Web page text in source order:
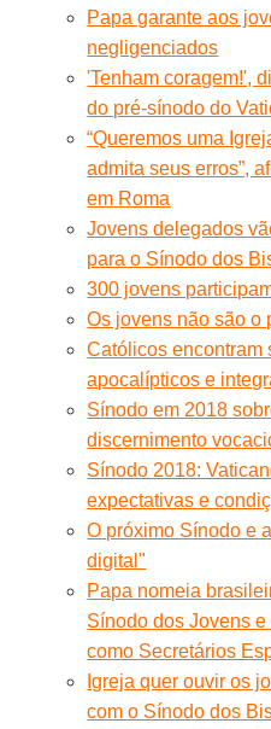
Papa garante aos
negligenciados
'Tenham coragem!',
do pré-sínodo do
“Queremos uma
admita seus erros”,
em Roma
Jovens delegados
para o Sínodo dos
300 jovens
Os jovens não são o
Católicos encontram
apocalípticos e
Sínodo em 2018
discernimento
Sínodo 2018:
expectativas e
O próximo Sínodo e
digital"
Papa nomeia
Sínodo dos Jovens
como Secretários
Igreja quer ouvir os
com o Sínodo dos